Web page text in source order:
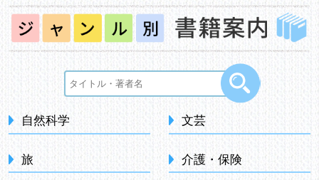
自然科学
旅
文芸
介護・保険